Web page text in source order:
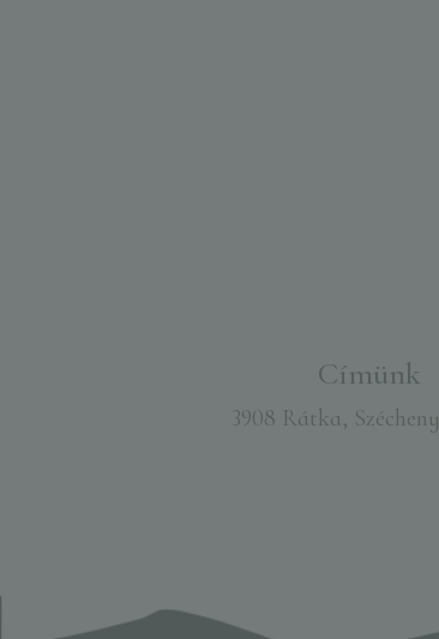
Címünk
3908 Rátka,